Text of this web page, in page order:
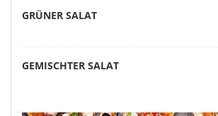
GRÜNER SALAT
GEMISCHTER SALAT